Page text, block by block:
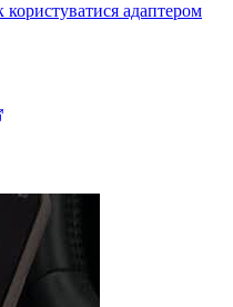
користуватися адаптером